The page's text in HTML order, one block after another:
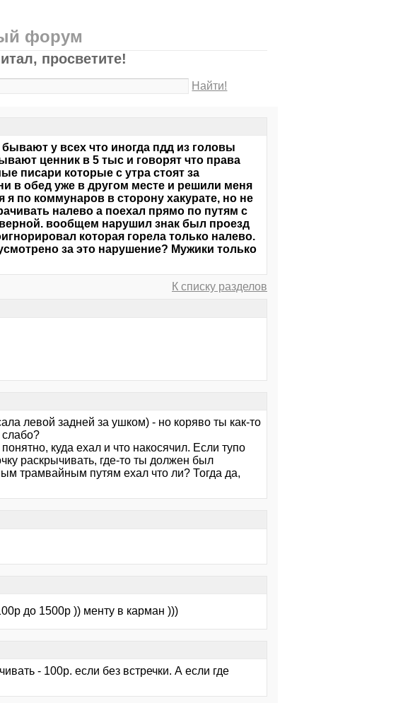
форум
просветите!
Найти!
у всех что иногда пдд из головы
ценник в 5 тыс и говорят что права
писари которые с утра стоят за
в обед уже в другом месте и решили меня
я по коммунаров в сторону хакурате, но не
налево а поехал прямо по путям с
вообщем нарушил знак был проезд
которая горела только налево.
за это нарушение? Мужики только
К списку разделов
левой задней за ушком) - но коряво ты как-то
куда ехал и что накосячил. Если тупо
раскрычивать, где-то ты должен был
трамвайным путям ехал что ли? Тогда да,
до 1500р )) менту в карман )))
- 100р. если без встречки. А если где